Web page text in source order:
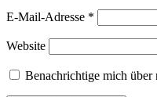
E-Mail-Adresse *
Website
Benachrichtige mich